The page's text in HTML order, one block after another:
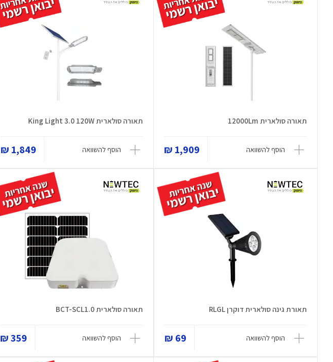
תאורה סולארית 12000Lm
הוסף להשוואה 1,909 ₪
תאורה סולארית King Light 3.0 120W
הוסף להשוואה 1,849 ₪
תאורת גינה סולארית דוקרן RLGL
הוסף להשוואה 69 ₪
תאורה סולארית BCT-SCL1.0
הוסף להשוואה 359 ₪